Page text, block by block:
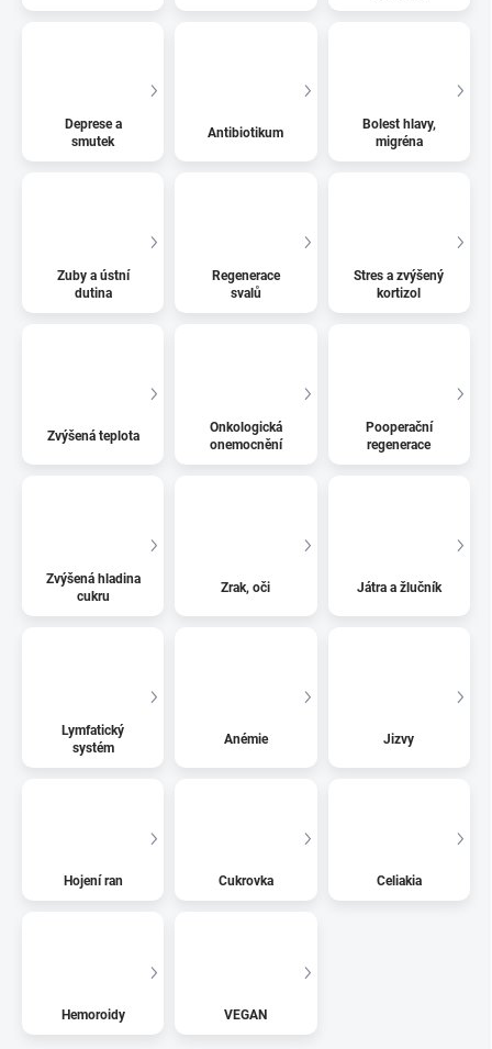
Deprese a
smutek
Antibiotikum
Bolest hlavy,
migréna
Zuby a ústní
dutina
Regenerace
svalů
Stres a zvýšený
kortizol
Zvýšená teplota
Onkologická
onemocnění
Pooperační
regenerace
Zvýšená hladina
cukru
Zrak, oči Játra a žlučník
Lymfatický
systém
Anémie Jizvy
Hojení ran Cukrovka Celiakia
Hemoroidy VEGAN